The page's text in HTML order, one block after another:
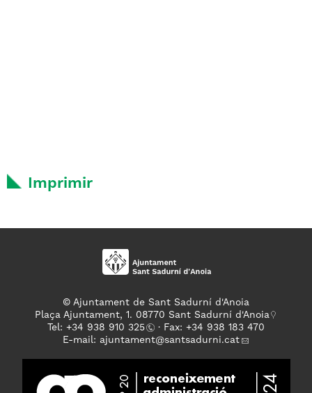
Imprimir
© Ajuntament de Sant Sadurní d'Anoia
Plaça Ajuntament, 1. 08770 Sant Sadurní d'Anoia
Tel: +34 938 910 325
· Fax: +34 938 183 470
E-mail: ajuntament@santsadurni.cat